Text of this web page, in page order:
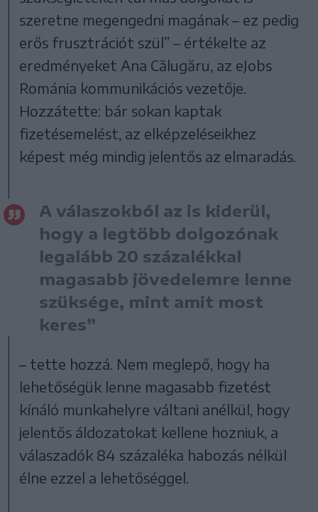
szeretne megengedni magának – ez pedig
erős frusztrációt szül” – értékelte az
eredményeket Ana Călugăru, az eJobs
Románia kommunikációs vezetője.
Hozzátette: bár sokan kaptak
fizetésemelést, az elképzeléseikhez
képest még mindig jelentős az elmaradás.
A válaszokból az is kiderül,
hogy a legtöbb dolgozónak
legalább 20 százalékkal
magasabb jövedelemre lenne
szüksége, mint amit most
keres”
– tette hozzá. Nem meglepő, hogy ha
lehetőségük lenne magasabb fizetést
kínáló munkahelyre váltani anélkül, hogy
jelentős áldozatokat kellene hozniuk, a
válaszadók 84 százaléka habozás nélkül
élne ezzel a lehetőséggel.